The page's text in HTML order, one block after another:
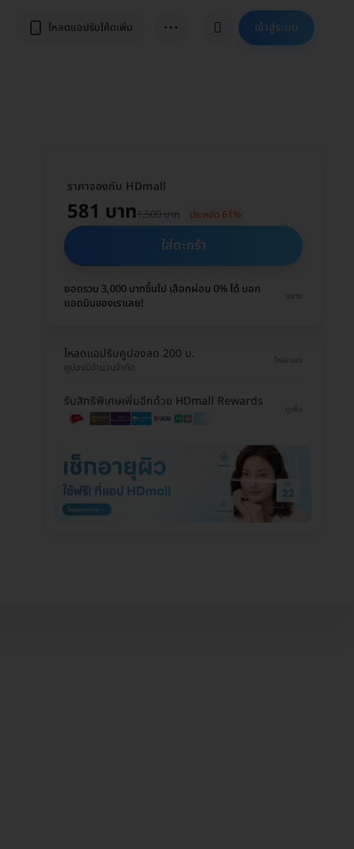
โหลดแอปรับโค้ดเพิ่ม ⋯ เข้าสู่ระบบ
ราคาจองกับ HDmall
581 บาท1,500 บาท ประหยัด 61%
ใส่ตะกร้า
ยอดรวม 3,000 บาทขึ้นไป เลือกผ่อน 0% ได้ บอก
แอดมินของเราเลย!
ขยาย
โหลดแอปรับคูปองลด 200 บ.
คูปองมีจำนวนจำกัด
โหลดเลย
รับสิทธิพิเศษเพิ่มอีกด้วย HDmall Rewards
ดูเพิ่ม